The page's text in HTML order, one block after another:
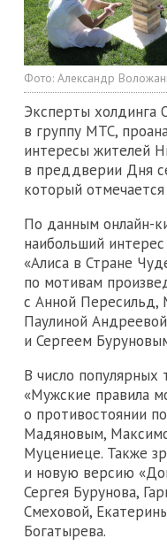
Фото: Александр
Эксперты холдинга
в группу МТС,
интересы жителей
в преддверии Дня
который
По данным онлайн-
наибольший
«Алиса в Стране
по мотивам
с Анной
Паулиной
и Сергеем
В число
«Мужские правила
о противостоянии
Мадяновым,
Муцениеце. Также
и новую версию
Сергея Бурунова,
Смеховой,
Богатырева.